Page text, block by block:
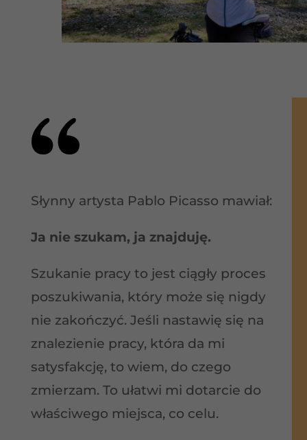
Słynny artysta Pablo Picasso mawiał:
Ja nie szukam, ja znajduję.
Szukanie pracy to jest ciągły proces
poszukiwania, który może się nigdy
nie zakończyć. Jeśli nastawię się na
znalezienie pracy, która da mi
satysfakcję, to wiem, do czego
zmierzam. To ułatwi mi dotarcie do
właściwego miejsca, co celu.